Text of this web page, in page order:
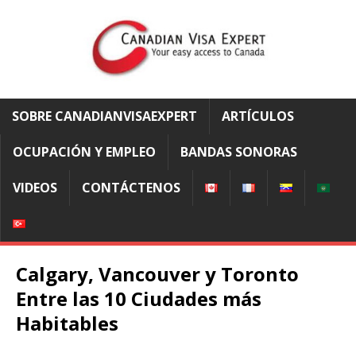
SOBRE CANADIANVISAEXPERT ARTÍCULOS
OCUPACIÓN Y EMPLEO BANDAS SONORAS
VIDEOS CONTÁCTENOS
Calgary, Vancouver y Toronto
Entre las 10 Ciudades más
Habitables